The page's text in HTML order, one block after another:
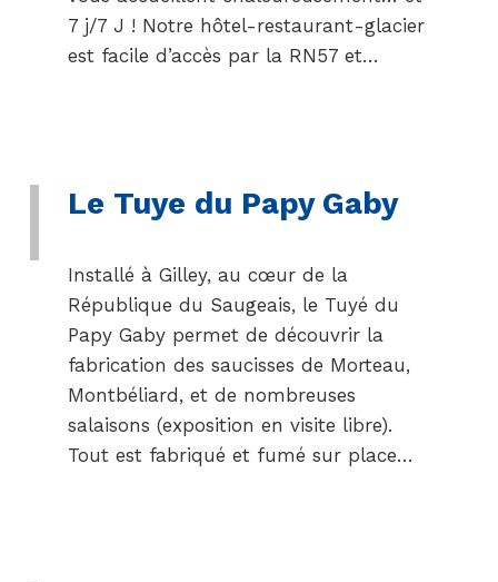
7 j/7 J ! Notre hôtel-restaurant-glacier
est facile d’accès par la RN57 et…
Le Tuye du Papy Gaby
Installé à Gilley, au cœur de la
République du Saugeais, le Tuyé du
Papy Gaby permet de découvrir la
fabrication des saucisses de Morteau,
Montbéliard, et de nombreuses
salaisons (exposition en visite libre).
Tout est fabriqué et fumé sur place…